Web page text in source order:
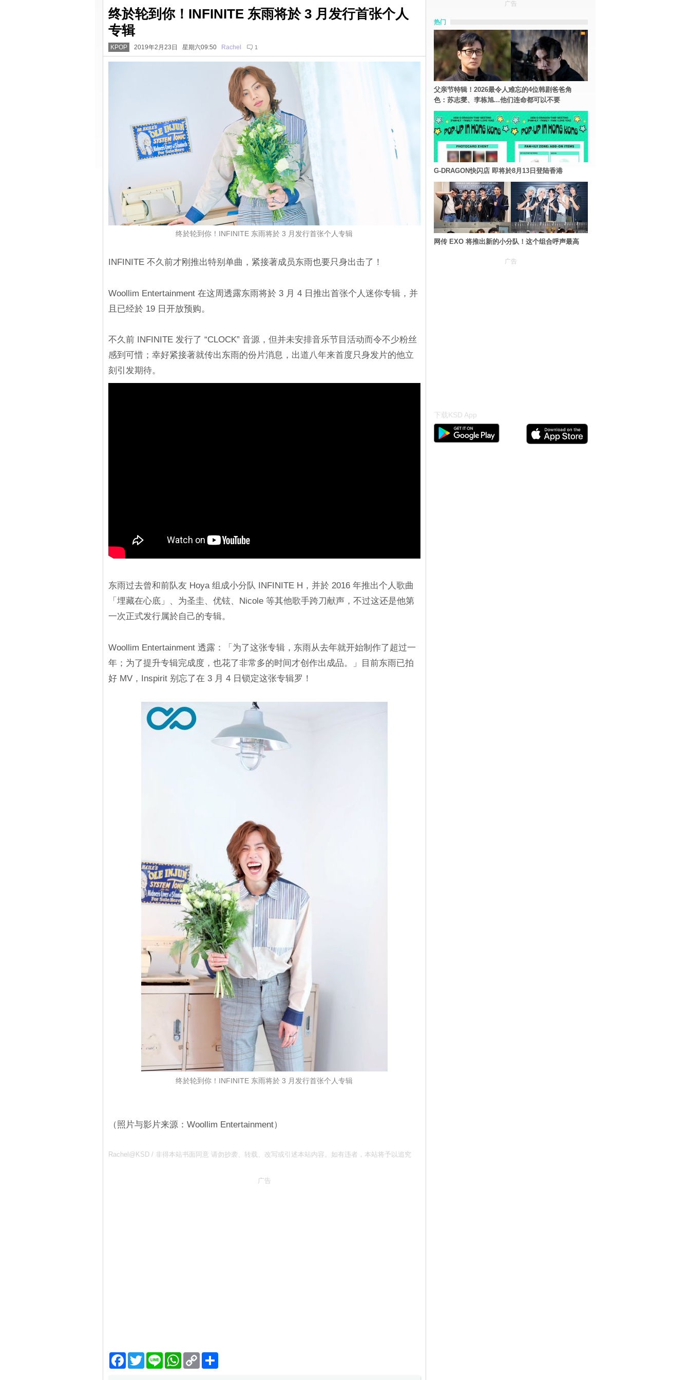
终於轮到你！INFINITE 东雨将於 3 月发行首张个人
专辑
KPOP 2019年2月23日 星期六09:50 Rachel 1
终於轮到你！INFINITE 东雨将於 3 月发行首张个人专辑
INFINITE 不久前才刚推出特别单曲，紧接著成员东雨也要只身出击了！
Woollim Entertainment 在这周透露东雨将於 3 月 4 日推出首张个人迷你专辑，并
且已经於 19 日开放预购。
不久前 INFINITE 发行了 “CLOCK” 音源，但并未安排音乐节目活动而令不少粉丝
感到可惜；幸好紧接著就传出东雨的份片消息，出道八年来首度只身发片的他立
刻引发期待。
东雨过去曾和前队友 Hoya 组成小分队 INFINITE H，并於 2016 年推出个人歌曲
「埋藏在心底」、为圣圭、优铉、Nicole 等其他歌手跨刀献声，不过这还是他第
一次正式发行属於自己的专辑。
Woollim Entertainment 透露：「为了这张专辑，东雨从去年就开始制作了超过一
年；为了提升专辑完成度，也花了非常多的时间才创作出成品。」目前东雨已拍
好 MV，Inspirit 别忘了在 3 月 4 日锁定这张专辑罗！
终於轮到你！INFINITE 东雨将於 3 月发行首张个人专辑
（照片与影片来源：Woollim Entertainment）
Rachel@KSD / 非得本站书面同意 请勿抄袭、转载、改写或引述本站内容。如有违者，本站将予以追究
广告
Facebook
TwitterLine WhatsApp
Copy
Link
分
广告
热门
父亲节特辑！2026最令人难忘的4位韩剧爸爸角
色：苏志燮、李栋旭...他们连命都可以不要
G-DRAGON快闪店 即将於8月13日登陆香港
网传 EXO 将推出新的小分队！这个组合呼声最高
广告
下载KSD App